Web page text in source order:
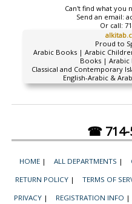
Can't find what you
Send an email:
Or call:
Proud to
Arabic Books | Arabic
Books | Arabic
Classical and Contemporary
English-Arabic &
☎ 714-
HOME | ALL DEPARTMENTS |
RETURN POLICY | TERMS OF
PRIVACY | REGISTRATION INFO |